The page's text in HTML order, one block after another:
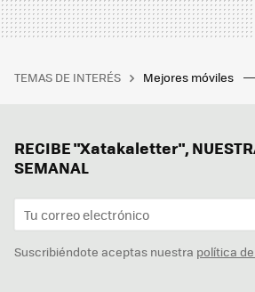
TEMAS DE INTERÉS Mejores móviles
RECIBE "Xatakaletter",
SEMANAL
Suscribiéndote aceptas nuestra política